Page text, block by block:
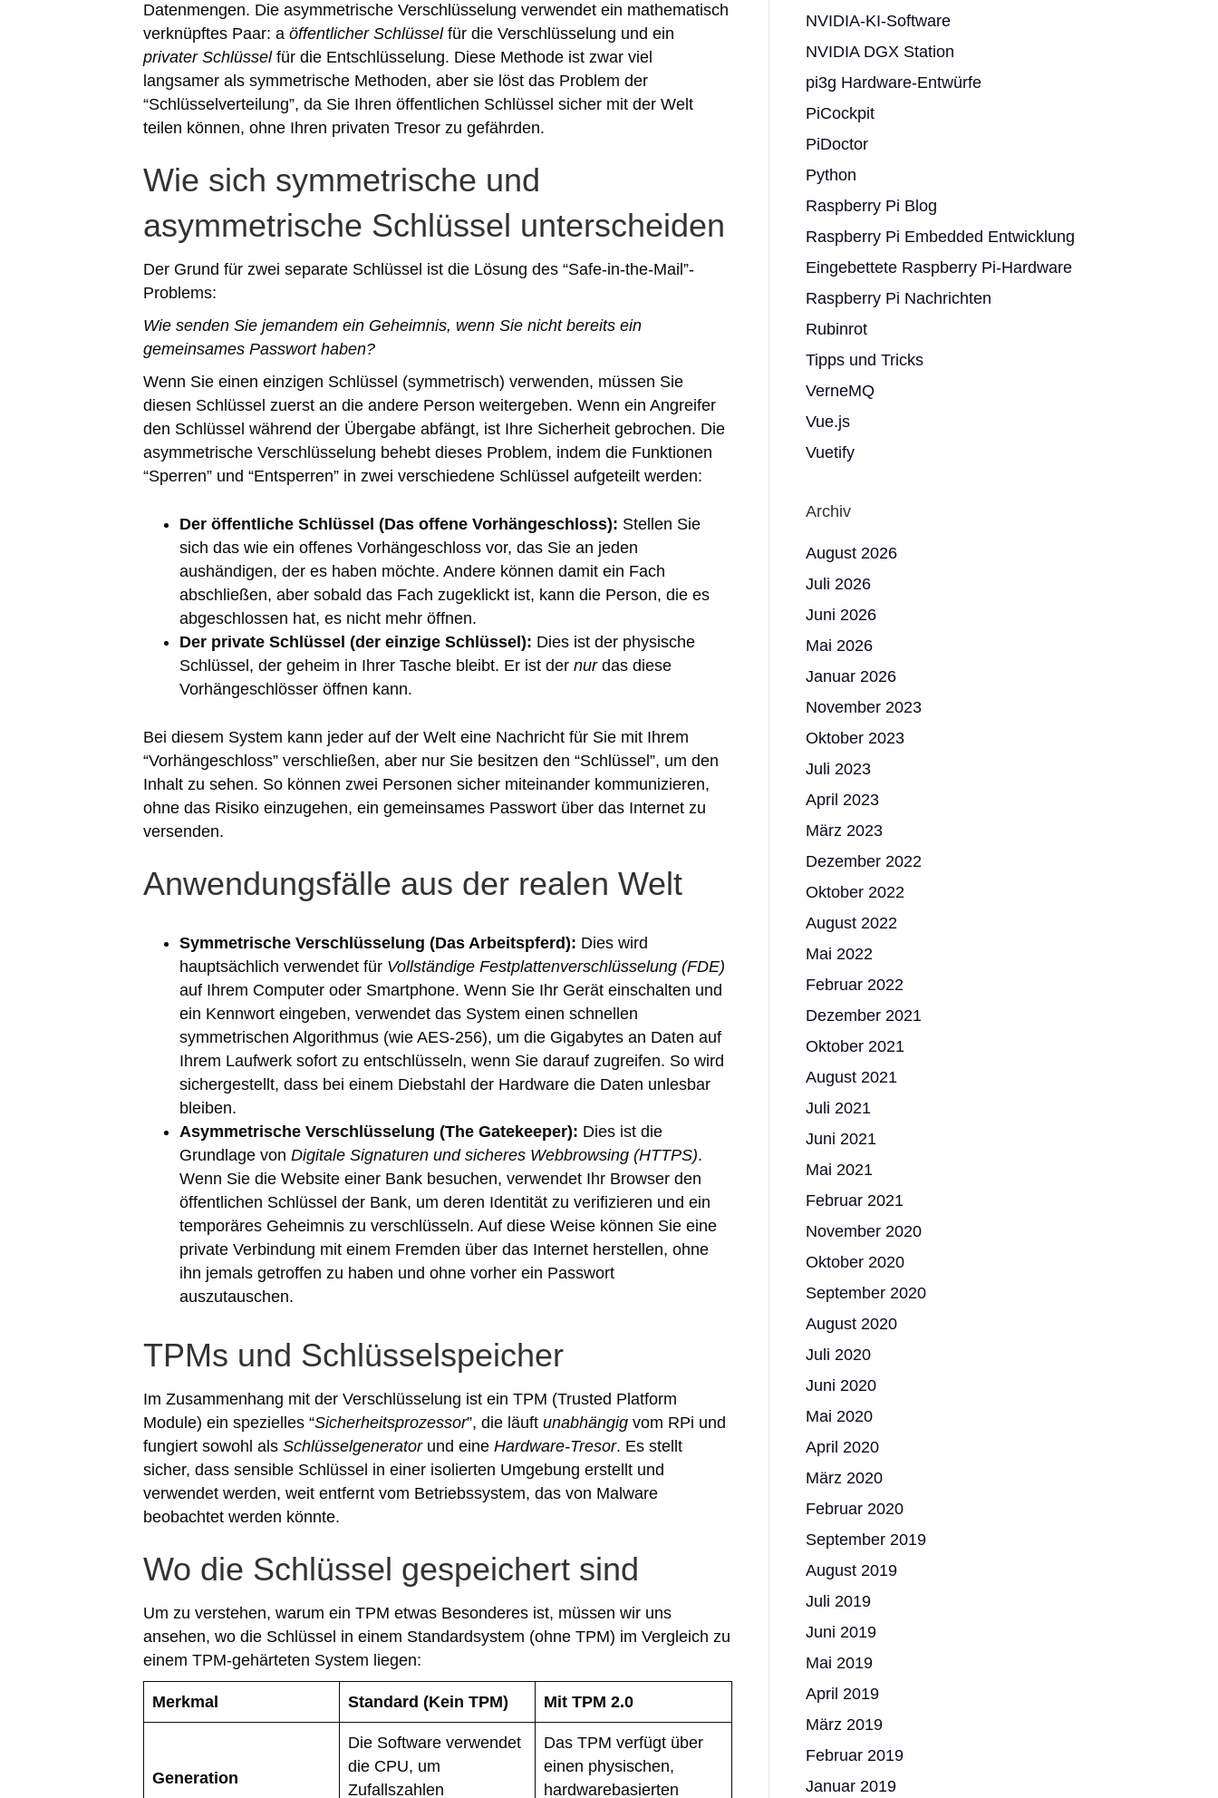
Datenmengen. Die asymmetrische Verschlüsselung verwendet ein mathematisch
verknüpftes Paar: a öffentlicher Schlüsselfür die Verschlüsselung und ein
privater Schlüsselfür die Entschlüsselung. Diese Methode ist zwar viel
langsamer als symmetrische Methoden, aber sie löst das Problem der
“Schlüsselverteilung”, da Sie Ihren öffentlichen Schlüssel sicher mit der Welt
teilen können, ohne Ihren privaten Tresor zu gefährden.
Wie sich symmetrische und
asymmetrische Schlüssel unterscheiden
Der Grund für zwei separate Schlüssel ist die Lösung des “Safe-in-the-Mail”-
Problems:
Wie senden Sie jemandem ein Geheimnis, wenn Sie nicht bereits ein
gemeinsames Passwort haben?
Wenn Sie einen einzigen Schlüssel (symmetrisch) verwenden, müssen Sie
diesen Schlüssel zuerst an die andere Person weitergeben. Wenn ein Angreifer
den Schlüssel während der Übergabe abfängt, ist Ihre Sicherheit gebrochen. Die
asymmetrische Verschlüsselung behebt dieses Problem, indem die Funktionen
“Sperren” und “Entsperren” in zwei verschiedene Schlüssel aufgeteilt werden:
Der öffentliche Schlüssel (Das offene Vorhängeschloss): Stellen Sie
sich das wie ein offenes Vorhängeschloss vor, das Sie an jeden
aushändigen, der es haben möchte. Andere können damit ein Fach
abschließen, aber sobald das Fach zugeklickt ist, kann die Person, die es
abgeschlossen hat, es nicht mehr öffnen.
Der private Schlüssel (der einzige Schlüssel): Dies ist der physische
Schlüssel, der geheim in Ihrer Tasche bleibt. Er ist der nurdas diese
Vorhängeschlösser öffnen kann.
Bei diesem System kann jeder auf der Welt eine Nachricht für Sie mit Ihrem
“Vorhängeschloss” verschließen, aber nur Sie besitzen den “Schlüssel”, um den
Inhalt zu sehen. So können zwei Personen sicher miteinander kommunizieren,
ohne das Risiko einzugehen, ein gemeinsames Passwort über das Internet zu
versenden.
Anwendungsfälle aus der realen Welt
Symmetrische Verschlüsselung (Das Arbeitspferd): Dies wird
hauptsächlich verwendet für Vollständige Festplattenverschlüsselung (FDE)
auf Ihrem Computer oder Smartphone. Wenn Sie Ihr Gerät einschalten und
ein Kennwort eingeben, verwendet das System einen schnellen
symmetrischen Algorithmus (wie AES-256), um die Gigabytes an Daten auf
Ihrem Laufwerk sofort zu entschlüsseln, wenn Sie darauf zugreifen. So wird
sichergestellt, dass bei einem Diebstahl der Hardware die Daten unlesbar
bleiben.
Asymmetrische Verschlüsselung (The Gatekeeper): Dies ist die
Grundlage von Digitale Signaturen und sicheres Webbrowsing (HTTPS).
Wenn Sie die Website einer Bank besuchen, verwendet Ihr Browser den
öffentlichen Schlüssel der Bank, um deren Identität zu verifizieren und ein
temporäres Geheimnis zu verschlüsseln. Auf diese Weise können Sie eine
private Verbindung mit einem Fremden über das Internet herstellen, ohne
ihn jemals getroffen zu haben und ohne vorher ein Passwort
auszutauschen.
TPMs und Schlüsselspeicher
Im Zusammenhang mit der Verschlüsselung ist ein TPM (Trusted Platform
Module) ein spezielles “Sicherheitsprozessor”, die läuft unabhängigvom RPi und
fungiert sowohl als Schlüsselgeneratorund eine Hardware-Tresor. Es stellt
sicher, dass sensible Schlüssel in einer isolierten Umgebung erstellt und
verwendet werden, weit entfernt vom Betriebssystem, das von Malware
beobachtet werden könnte.
Wo die Schlüssel gespeichert sind
Um zu verstehen, warum ein TPM etwas Besonderes ist, müssen wir uns
ansehen, wo die Schlüssel in einem Standardsystem (ohne TPM) im Vergleich zu
einem TPM-gehärteten System liegen:
Merkmal Standard (Kein TPM) Mit TPM 2.0
Generation
Die Software verwendet
die CPU, um
Zufallszahlen
Das TPM verfügt über
einen physischen,
hardwarebasierten
NVIDIA-KI-Software
NVIDIA DGX Station
pi3g Hardware-Entwürfe
PiCockpit
PiDoctor
Python
Raspberry Pi Blog
Raspberry Pi Embedded Entwicklung
Eingebettete Raspberry Pi-Hardware
Raspberry Pi Nachrichten
Rubinrot
Tipps und Tricks
VerneMQ
Vue.js
Vuetify
Archiv
August 2026
Juli 2026
Juni 2026
Mai 2026
Januar 2026
November 2023
Oktober 2023
Juli 2023
April 2023
März 2023
Dezember 2022
Oktober 2022
August 2022
Mai 2022
Februar 2022
Dezember 2021
Oktober 2021
August 2021
Juli 2021
Juni 2021
Mai 2021
Februar 2021
November 2020
Oktober 2020
September 2020
August 2020
Juli 2020
Juni 2020
Mai 2020
April 2020
März 2020
Februar 2020
September 2019
August 2019
Juli 2019
Juni 2019
Mai 2019
April 2019
März 2019
Februar 2019
Januar 2019